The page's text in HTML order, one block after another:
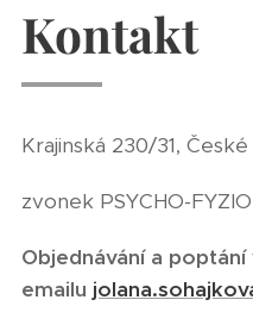
Kontakt
Krajinská 230/31,
zvonek PSYCHO-
Objednávání a
emailu